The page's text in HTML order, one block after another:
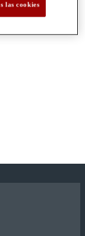
las cookies